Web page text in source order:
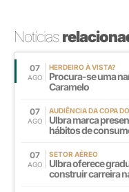
Notícias
07
AGO
HERDEIRO À VISTA?
Procura-se uma
Caramelo
07
AGO
AUDIÊNCIA DA COPA
Ulbra marca
hábitos de
07
AGO
SETOR AÉREO
Ulbra oferece
construir carreira